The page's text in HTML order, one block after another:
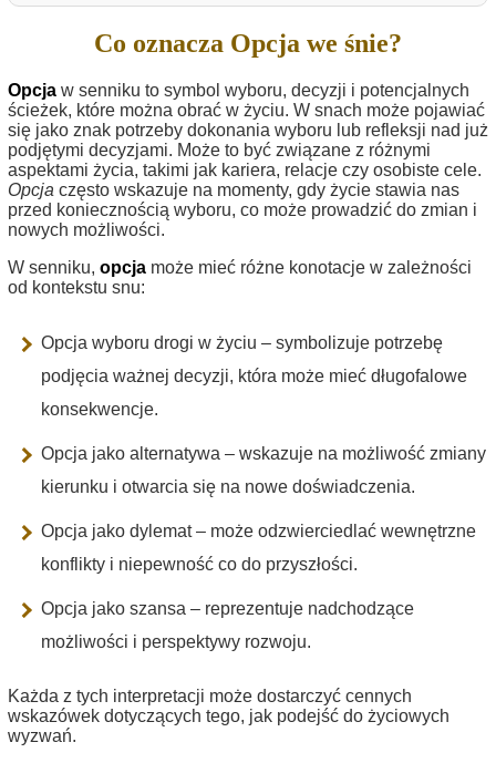
Co oznacza Opcja we śnie?
Opcja w senniku to symbol wyboru, decyzji i potencjalnych
ścieżek, które można obrać w życiu. W snach może pojawiać
się jako znak potrzeby dokonania wyboru lub refleksji nad już
podjętymi decyzjami. Może to być związane z różnymi
aspektami życia, takimi jak kariera, relacje czy osobiste cele.
Opcja często wskazuje na momenty, gdy życie stawia nas
przed koniecznością wyboru, co może prowadzić do zmian i
nowych możliwości.
W senniku, opcja może mieć różne konotacje w zależności
od kontekstu snu:
Opcja wyboru drogi w życiu – symbolizuje potrzebę
podjęcia ważnej decyzji, która może mieć długofalowe
konsekwencje.
Opcja jako alternatywa – wskazuje na możliwość zmiany
kierunku i otwarcia się na nowe doświadczenia.
Opcja jako dylemat – może odzwierciedlać wewnętrzne
konflikty i niepewność co do przyszłości.
Opcja jako szansa – reprezentuje nadchodzące
możliwości i perspektywy rozwoju.
Każda z tych interpretacji może dostarczyć cennych
wskazówek dotyczących tego, jak podejść do życiowych
wyzwań.